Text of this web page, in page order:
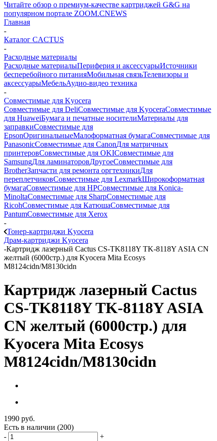
Читайте обзор о премиум-качестве картриджей G&G на
популярном портале ZOOM.CNEWS
Главная
-
Каталог CACTUS
-
Расходные материалы
Расходные материалыПериферия и аксессуарыИсточники
бесперебойного питанияМобильная связьТелевизоры и
аксессуарыМебельАудио-видео техника
-
Совместимые для Kyocera
Совместимые для DeliСовместимые для KyoceraСовместимые
для HuaweiБумага и печатные носителиМатериалы для
заправкиСовместимые для
EpsonОригинальныеМалоформатная бумагаСовместимые для
PanasonicСовместимые для CanonДля матричных
принтеровСовместимые для OKIСовместимые для
SamsungДля ламинаторовДругоеСовместимые для
BrotherЗапчасти для ремонта оргтехникиДля
переплетчиковСовместимые для LexmarkШирокоформатная
бумагаСовместимые для HPСовместимые для Konica-
MinoltaСовместимые для SharpСовместимые для
RicohСовместимые для КатюшаСовместимые для
PantumСовместимые для Xerox
-
Тонер-картриджи Kyocera
Драм-картриджи Kyocera
-Картридж лазерный Cactus CS-TK8118Y TK-8118Y ASIA CN
желтый (6000стр.) для Kyocera Mita Ecosys
M8124cidn/M8130cidn
Картридж лазерный Cactus
CS-TK8118Y TK-8118Y ASIA
CN желтый (6000стр.) для
Kyocera Mita Ecosys
M8124cidn/M8130cidn
1990 руб.
Есть в наличии (200)
-
+